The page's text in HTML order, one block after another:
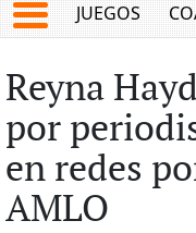
JUEGOS
Reyna
por
en redes
AMLO